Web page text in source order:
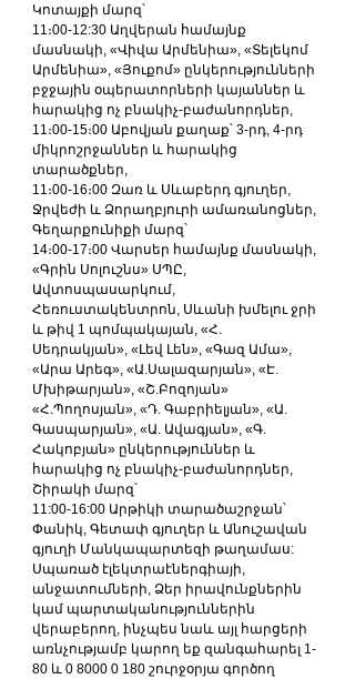
Կոտայքի մարզ՝
11։00-12:30 Աղվերան համայնք
մասնակի, «Վիվա Արմենիա», «Տելեկոմ
Արմենիա», «Յուքոմ» ընկերությունների
բջջային օպերատորների կայաններ և
հարակից ոչ բնակիչ-բաժանորդներ,
11։00-15։00 Աբովյան քաղաք՝ 3-րդ, 4-րդ
միկրոշրջաններ և հարակից
տարածքներ,
11։00-16։00 Զառ և Սևաբերդ գյուղեր,
Ջրվեժի և Ձորաղբյուրի ամառանոցներ,
Գեղարքունիքի մարզ՝
14։00-17։00 Վարսեր համայնք մասնակի,
«Գրին Սոլուշնս» ՍՊԸ,
Ավտոսպասարկում,
Հեռուստակենտրոն, Սևանի խմելու ջրի
և թիվ 1 պոմպակայան, «Հ.
Սեդրակյան», «Լեվ Լեն», «Գազ Ամա»,
«Արա Արեգ», «Ա.Սալազարյան», «Է.
Մխիթարյան», «Շ.Բոզոյան»
«Հ.Պողոսյան», «Դ. Գաբրիելյան», «Ա.
Գասպարյան», «Ա. Ավագյան», «Գ.
Հակոբյան» ընկերություններ և
հարակից ոչ բնակիչ-բաժանորդներ,
Շիրակի մարզ՝
11:00-16:00 Արթիկի տարածաշրջան՝
Փանիկ, Գետափ գյուղեր և Անուշավան
գյուղի Մանկապարտեզի թաղամաս:
Սպառած էլեկտրաէներգիայի,
անջատումների, Ձեր իրավունքներին
կամ պարտականություններին
վերաբերող, ինչպես նաև այլ հարցերի
առնչությամբ կարող եք զանգահարել 1-
80 և 0 8000 0 180 շուրջօրյա գործող